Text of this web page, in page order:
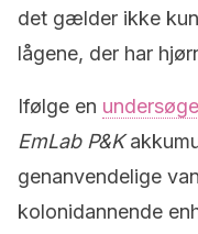
det gælder ikke
lågene, der har
Ifølge en
EmLab P&K
genanvendelige
kolonidannende